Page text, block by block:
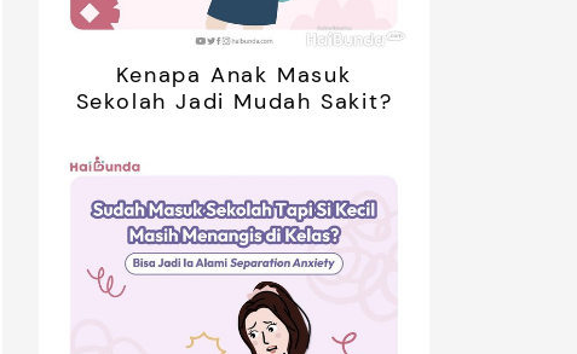
Kenapa Anak Masuk
Sekolah Jadi Mudah Sakit?